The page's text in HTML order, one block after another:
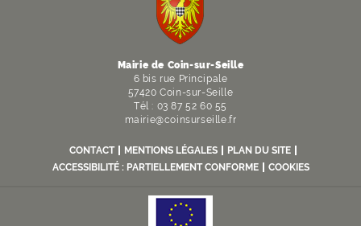
Mairie de Coin-sur-Seille
6 bis rue Principale
57420 Coin-sur-Seille
Tél : 03 87 52 60 55
mairie@coinsurseille.fr
CONTACT MENTIONS LÉGALES
PLAN DU SITE
ACCESSIBILITÉ : PARTIELLEMENT CONFORME
COOKIES